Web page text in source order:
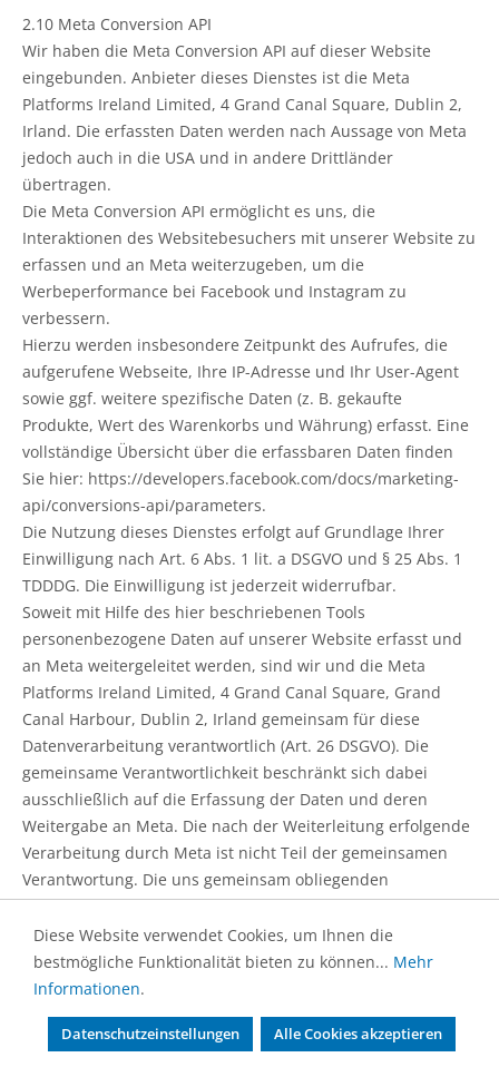
2.10 Meta Conversion API
Wir haben die Meta Conversion API auf dieser Website
eingebunden. Anbieter dieses Dienstes ist die Meta
Platforms Ireland Limited, 4 Grand Canal Square, Dublin 2,
Irland. Die erfassten Daten werden nach Aussage von Meta
jedoch auch in die USA und in andere Drittländer
übertragen.
Die Meta Conversion API ermöglicht es uns, die
Interaktionen des Websitebesuchers mit unserer Website zu
erfassen und an Meta weiterzugeben, um die
Werbeperformance bei Facebook und Instagram zu
verbessern.
Hierzu werden insbesondere Zeitpunkt des Aufrufes, die
aufgerufene Webseite, Ihre IP-Adresse und Ihr User-Agent
sowie ggf. weitere spezifische Daten (z. B. gekaufte
Produkte, Wert des Warenkorbs und Währung) erfasst. Eine
vollständige Übersicht über die erfassbaren Daten finden
Sie hier: https://developers.facebook.com/docs/marketing-
api/conversions-api/parameters.
Die Nutzung dieses Dienstes erfolgt auf Grundlage Ihrer
Einwilligung nach Art. 6 Abs. 1 lit. a DSGVO und § 25 Abs. 1
TDDDG. Die Einwilligung ist jederzeit widerrufbar.
Soweit mit Hilfe des hier beschriebenen Tools
personenbezogene Daten auf unserer Website erfasst und
an Meta weitergeleitet werden, sind wir und die Meta
Platforms Ireland Limited, 4 Grand Canal Square, Grand
Canal Harbour, Dublin 2, Irland gemeinsam für diese
Datenverarbeitung verantwortlich (Art. 26 DSGVO). Die
gemeinsame Verantwortlichkeit beschränkt sich dabei
ausschließlich auf die Erfassung der Daten und deren
Weitergabe an Meta. Die nach der Weiterleitung erfolgende
Verarbeitung durch Meta ist nicht Teil der gemeinsamen
Verantwortung. Die uns gemeinsam obliegenden
Verpflichtungen wurden in einer Vereinbarung über
gemeinsame Verarbeitung festgehalten. Den Wortlaut der
Vereinbarung finden Sie unter:
https://www.facebook.com/legal/controller_addendum.
Laut dieser Vereinbarung sind wir für die Erteilung der
Datenschutzinformationen beim Einsatz des Meta-Tools und
Diese Website verwendet Cookies, um Ihnen die
bestmögliche Funktionalität bieten zu können... Mehr
Informationen.
Datenschutzeinstellungen Alle Cookies akzeptieren